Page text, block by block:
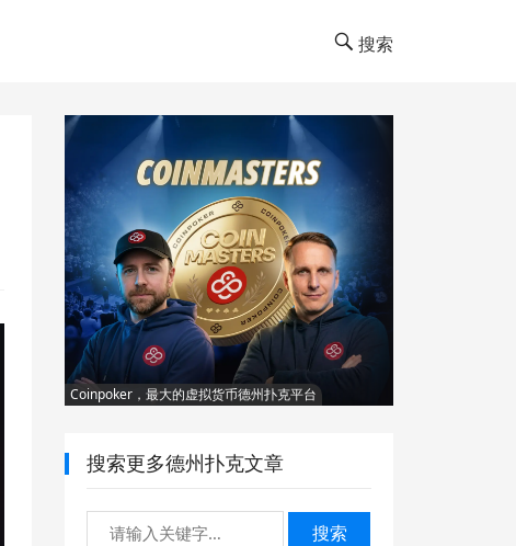
搜索
Coinpoker，最大的虚拟货币德州扑克平台
搜索更多德州扑克文章
搜索